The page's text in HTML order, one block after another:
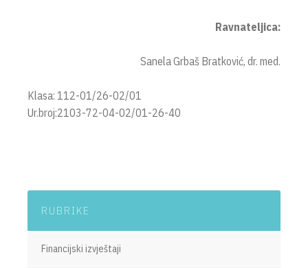
Ravnateljica:
Sanela Grbaš Bratković, dr. med.
Klasa: 112-01/26-02/01
Ur.broj:2103-72-04-02/01-26-40
RUBRIKE
Financijski izvještaji